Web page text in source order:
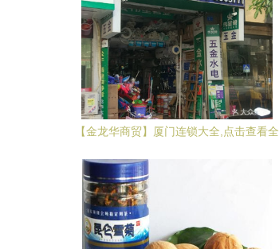
【金龙华商贸】厦门连锁大全,点击查看全